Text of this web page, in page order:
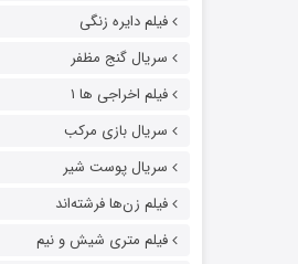
فیلم دایره زنگی
سریال گنج مظفر
فیلم اخراجی ها ۱
سریال بازی مرکب
سریال پوست شیر
فیلم زن‌ها فرشته‌اند
فیلم متری شیش و نیم